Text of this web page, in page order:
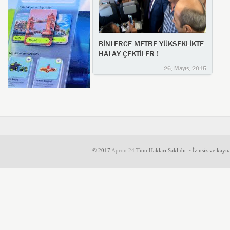
BİNLERCE METRE YÜKSEKLİKTE
HALAY ÇEKTİLER !
26, Mayıs, 2015
© 2017 Apron 24 Tüm Hakları Saklıdır ~ İzinsiz ve